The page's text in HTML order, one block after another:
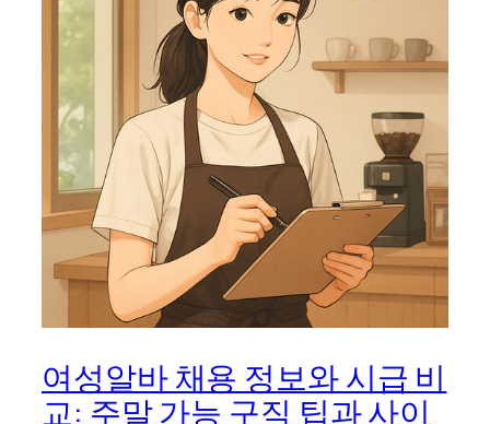
여성알바 채용 정보와 시급 비
교: 주말 가능 구직 팁과 사이